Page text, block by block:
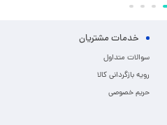
خدمات مشتریان
سوالات متداول
رویه بازگردانی کالا
حریم خصوصی